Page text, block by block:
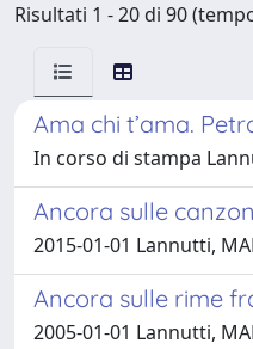
Risultati 1 - 20 di 90
Ama chi t’ama.
In corso di stampa
Ancora sulle
2015-01-01 Lannutti,
Ancora sulle rime
2005-01-01 Lannutti,